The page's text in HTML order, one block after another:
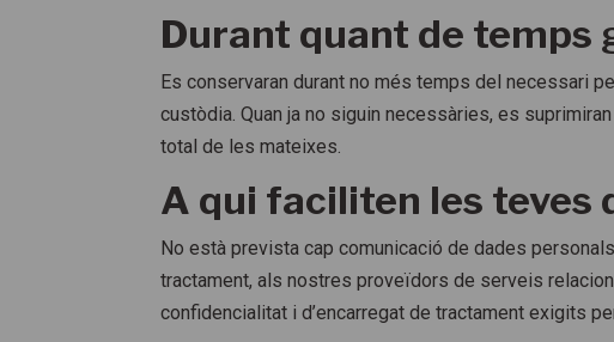
Durant quant de temps
Es conservaran durant no més temps del necessari
custòdia. Quan ja no siguin necessàries, es
total de les mateixes.
A qui faciliten les teves
No està prevista cap comunicació de dades
tractament, als nostres proveïdors de serveis
confidencialitat i d’encarregat de tractament exigits